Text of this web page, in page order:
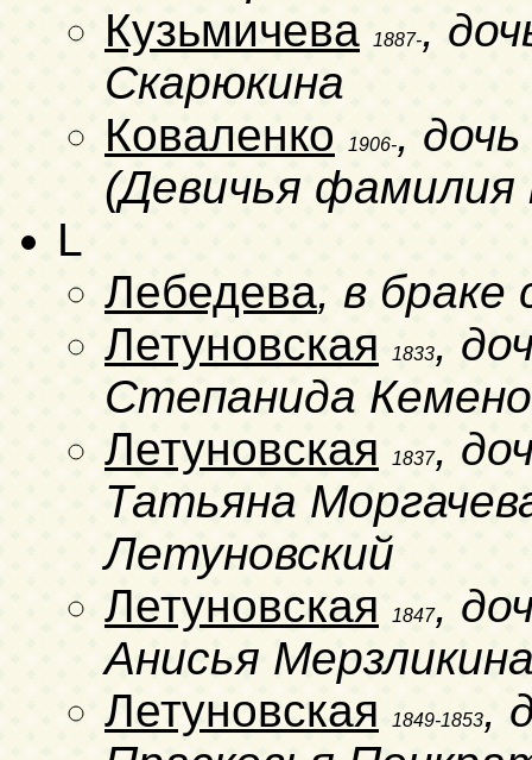
Кузьмичева
1887-,
Скарюкина
Коваленко
1906-,
(Девичья фамилия
L
Лебедева, в браке
Летуновская
1833,
Степанида
Летуновская
1837,
Татьяна
Летуновский
Летуновская
1847,
Анисья
Летуновская
1849-1853,